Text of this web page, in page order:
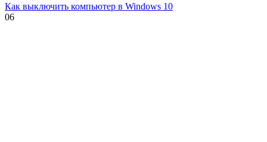
Как выключить компьютер в Windows 10
06